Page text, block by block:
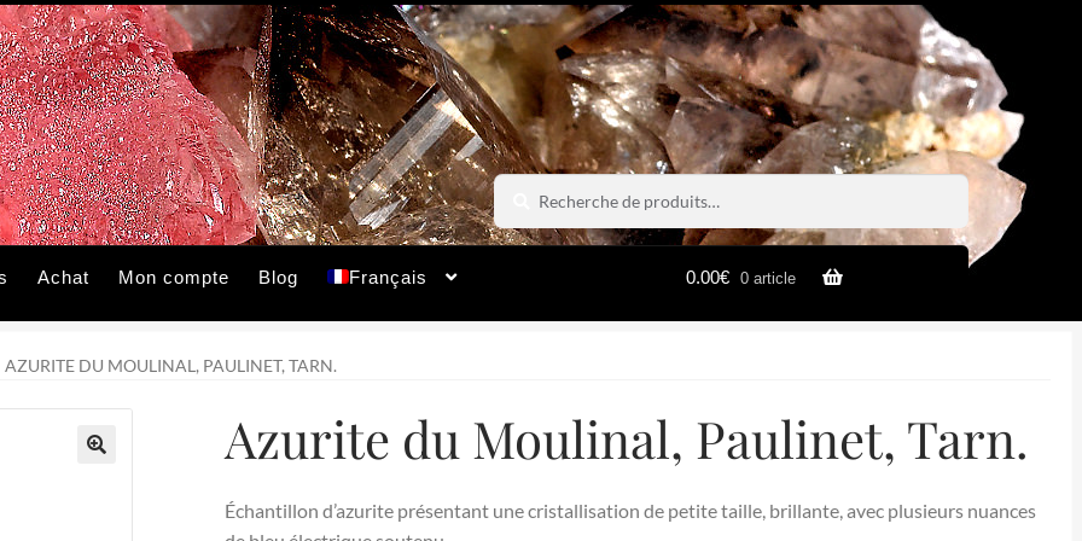
Recherche
pour :
Recherche
Achat Mon compte Blog Français 0.00€ 0 article
AZURITE DU MOULINAL, PAULINET, TARN.
Azurite du Moulinal, Paulinet, Tarn.
Échantillon d’azurite présentant une cristallisation de petite taille, brillante, avec plusieurs nuances